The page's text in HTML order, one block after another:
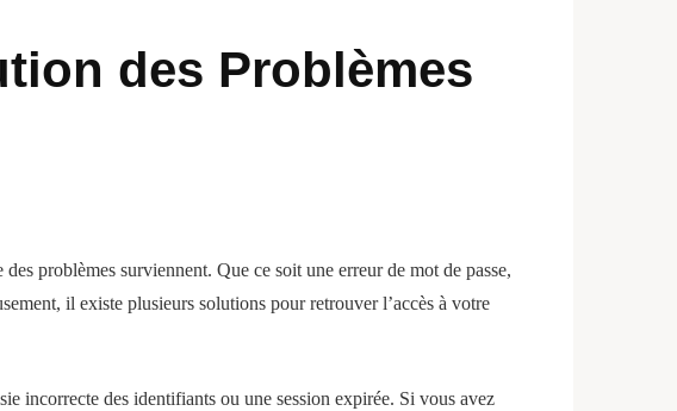
des Problèmes
problèmes surviennent. Que ce soit une erreur de mot de passe,
il existe plusieurs solutions pour retrouver l’accès à votre
incorrecte des identifiants ou une session expirée. Si vous avez